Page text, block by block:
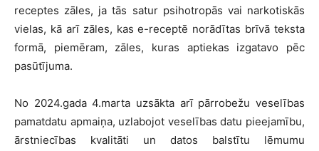
receptes zāles, ja tās satur psihotropās vai narkotiskās
vielas, kā arī zāles, kas e-receptē norādītas brīvā teksta
formā, piemēram, zāles, kuras aptiekas izgatavo pēc
pasūtījuma.
No 2024.gada 4.marta uzsākta arī pārrobežu veselības
pamatdatu apmaiņa, uzlabojot veselības datu pieejamību,
ārstniecības kvalitāti un datos balstītu lēmumu